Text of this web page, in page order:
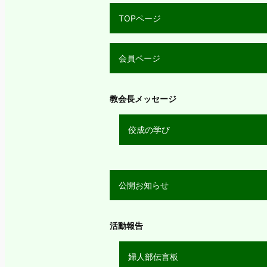
TOPページ
会員ページ
教会長メッセージ
佼成の学び
公開お知らせ
活動報告
婦人部伝言板